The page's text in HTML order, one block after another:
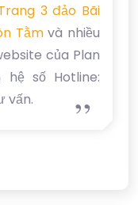
3 đảo Bãi
Tằmvà nhiều
của Plan
số Hotline:
vấn.